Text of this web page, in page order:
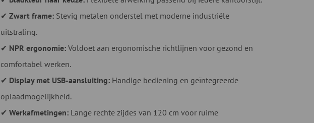
✔Zwart frame: Stevig metalen onderstel met moderne industriële
uitstraling.
✔ NPR ergonomie: Voldoet aan ergonomische richtlijnen voor gezond en
comfortabel werken.
✔ Display met USB-aansluiting: Handige bediening en geïntegreerde
oplaadmogelijkheid.
✔Werkafmetingen: Lange rechte zijdes van 120 cm voor ruime